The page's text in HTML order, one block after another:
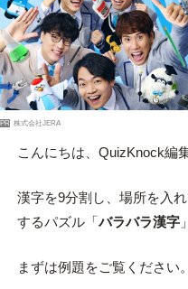
PR 株式会社JERA
こんにちは、QuizKnock編
漢字を9分割し、場所を入
するパズル「バラバラ漢字
まずは例題をご覧ください。